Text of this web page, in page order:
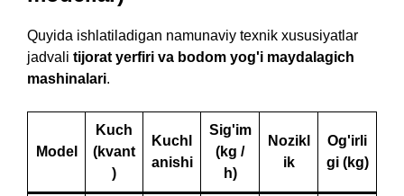
Quyida ishlatiladigan namunaviy texnik xususiyatlar
jadvali tijorat yerfiri va bodom yog'i maydalagich
mashinalari.
Model
Kuch
(kvant
)
Kuchl
anishi
Sig'im
(kg /
h)
Nozikl
ik
Og'irli
gi (kg)